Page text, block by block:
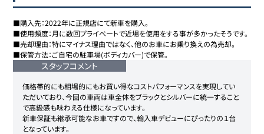
■購入先：2022年に正規店にて新車を購入。
■使用頻度：月に数回プライベートで近場を使用をする事が多かったそうです。
■売却理由：特にマイナス理由ではなく、他のお車にお乗り換えの為売却。
■保管方法：ご自宅の駐車場(ボディカバー)で保管。
スタッフコメント
価格帯的にも相場的にもお買い得なコストパフォーマンスを実現してい
ただいており、今回の車両は車全体をブラックとシルバーに統一すること
で高級感も味わえる仕様になっています。
新車保証も継承可能なお車ですので、輸入車デビューにぴったりの１台
となっています。